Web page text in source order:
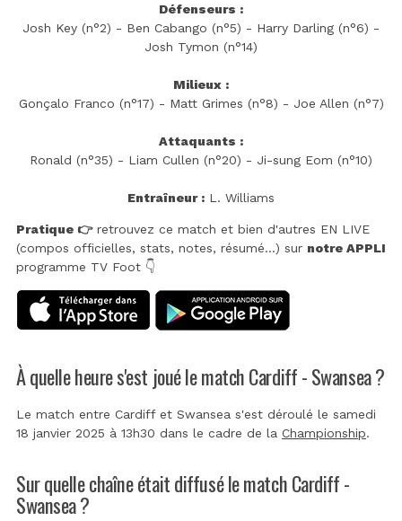
Défenseurs :
Josh Key (n°2) - Ben Cabango (n°5) - Harry Darling (n°6) -
Josh Tymon (n°14)
Milieux :
Gonçalo Franco (n°17) - Matt Grimes (n°8) - Joe Allen (n°7)
Attaquants :
Ronald (n°35) - Liam Cullen (n°20) - Ji-sung Eom (n°10)
Entraîneur : L. Williams
Pratique 👉retrouvez ce match et bien d'autres EN LIVE
(compos officielles, stats, notes, résumé...) sur notre APPLI
programme TV Foot 👇
À quelle heure s'est joué le match Cardiff - Swansea ?
Le match entre Cardiff et Swansea s'est déroulé le samedi
18 janvier 2025 à 13h30 dans le cadre de la Championship.
Sur quelle chaîne était diffusé le match Cardiff -
Swansea ?